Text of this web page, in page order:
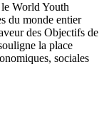
le World Youth
du monde entier
des Objectifs de
la place
sociales